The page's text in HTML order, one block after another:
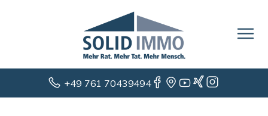
+49 761 70439494